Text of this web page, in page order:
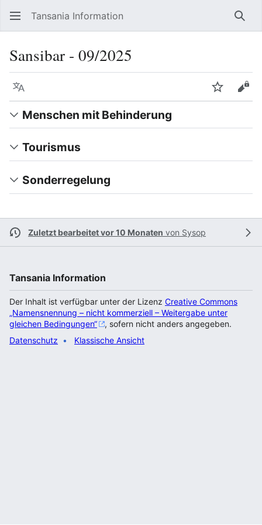
Tansania Information
Sansibar ‐ 09/2025
Sprache
Menschen mit Behinderung
Tourismus
Sonderregelung
Zuletzt bearbeitet vor 10 Monaten von Sysop
Tansania Information
Der Inhalt ist verfügbar unter der Lizenz Creative Commons
„Namensnennung – nicht kommerziell – Weitergabe unter
gleichen Bedingungen“
, sofern nicht anders angegeben.
Datenschutz
Klassische Ansicht